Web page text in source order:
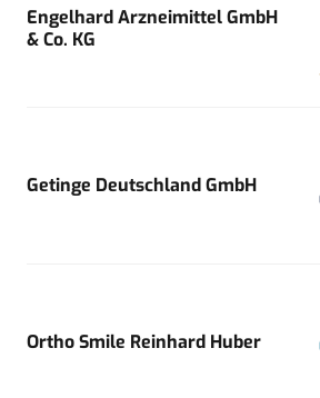
Engelhard Arzneimittel GmbH
& Co. KG
Getinge Deutschland GmbH
Ortho Smile Reinhard Huber